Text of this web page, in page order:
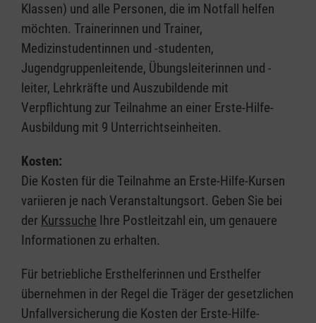
Klassen) und alle Personen, die im Notfall helfen
möchten. Trainerinnen und Trainer,
Medizinstudentinnen und -studenten,
Jugendgruppenleitende, Übungsleiterinnen und -
leiter, Lehrkräfte und Auszubildende mit
Verpflichtung zur Teilnahme an einer Erste-Hilfe-
Ausbildung mit 9 Unterrichtseinheiten.
Kosten:
Die Kosten für die Teilnahme an Erste-Hilfe-Kursen
variieren je nach Veranstaltungsort. Geben Sie bei
der Kurssuche Ihre Postleitzahl ein, um genauere
Informationen zu erhalten.
Für betriebliche Ersthelferinnen und Ersthelfer
übernehmen in der Regel die Träger der gesetzlichen
Unfallversicherung die Kosten der Erste-Hilfe-